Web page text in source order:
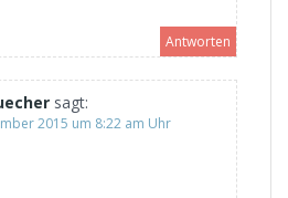
Antworten
sagt:
2015 um 8:22 am Uhr